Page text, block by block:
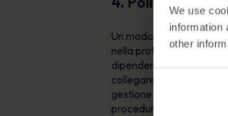
We use
information
other
Un modo efficace per
nella protezione dei
dipendenti. Ad
collegare dispositivi
gestione efficace delle
procedure sono